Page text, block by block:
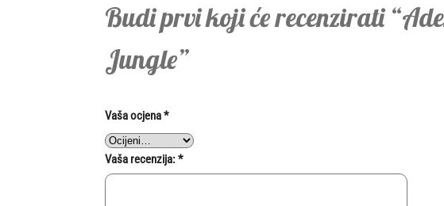
Budi prvi koji će recenzirati
Jungle”
Vaša ocjena*
Vaša recenzija:*